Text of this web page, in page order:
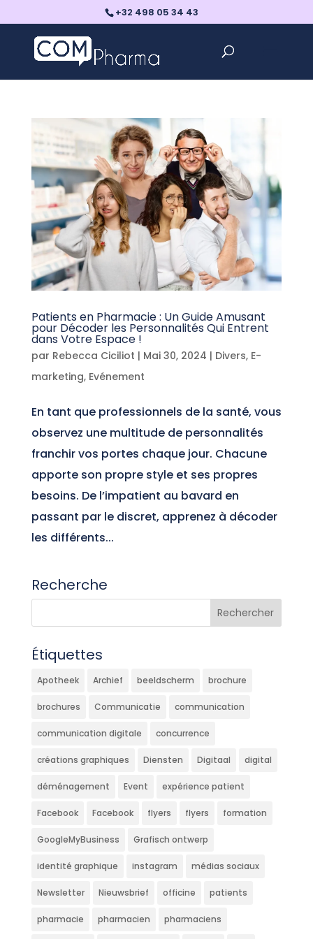
+32 498 05 34 43
Patients en Pharmacie : Un Guide Amusant
pour Décoder les Personnalités Qui Entrent
dans Votre Espace !
par Rebecca Ciciliot | Mai 30, 2024 | Divers, E-
marketing, Evénement
En tant que professionnels de la santé, vous
observez une multitude de personnalités
franchir vos portes chaque jour. Chacune
apporte son propre style et ses propres
besoins. De l’impatient au bavard en
passant par le discret, apprenez à décoder
les différents...
Recherche
Étiquettes
Apotheek Archief beeldscherm brochure
brochures Communicatie communication
communication digitale concurrence
créations graphiques Diensten Digitaal digital
déménagement Event expérience patient
Facebook Facebook flyers flyers formation
GoogleMyBusiness Grafisch ontwerp
identité graphique instagram médias sociaux
Newsletter Nieuwsbrief officine patients
pharmacie pharmacien pharmaciens